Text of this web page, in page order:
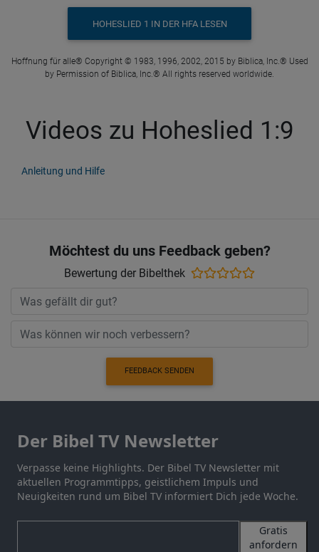
HOHESLIED 1 IN DER HFA LESEN
Hoffnung für alle® Copyright © 1983, 1996, 2002, 2015 by Biblica, Inc.® Used
by Permission of Biblica, Inc.® All rights reserved worldwide.
Videos zu Hoheslied 1:9
Anleitung und Hilfe
Möchtest du uns Feedback geben?
Bewertung der Bibelthek
FEEDBACK SENDEN
Der Bibel TV Newsletter
Verpasse keine Highlights. Der Bibel TV Newsletter mit
aktuellen Programmtipps, geistlichem Impuls und
Neuigkeiten rund um Bibel TV informiert Dich jede Woche.
Gratis
anfordern